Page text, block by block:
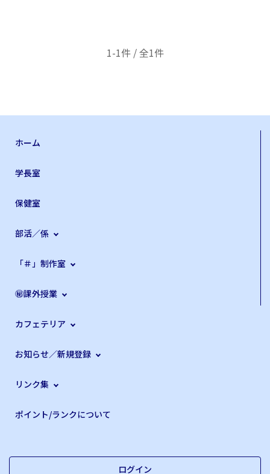
1-1件 / 全1件
ホーム
学長室
保健室
部活／係
「＃」制作室
㊙課外授業
カフェテリア
お知らせ／新規登録
リンク集
ポイント/ランクについて
ログイン